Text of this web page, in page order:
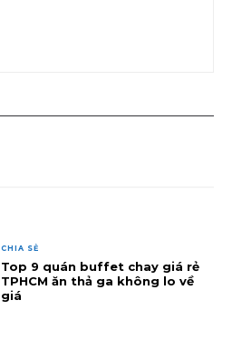
CHIA SẺ
Top 9 quán buffet chay giá rẻ
TPHCM ăn thả ga không lo về
giá